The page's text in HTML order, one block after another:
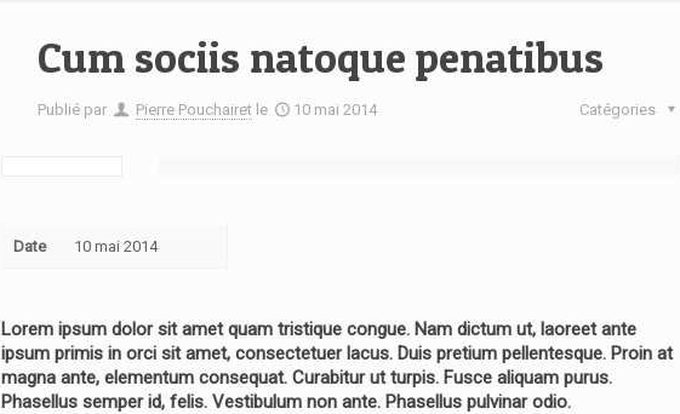
Cum sociis natoque penatibus
Publié par Pierre Pouchairet le 10 mai 2014 Catégories
Date 10 mai 2014
Lorem ipsum dolor sit amet quam tristique congue. Nam dictum ut, laoreet ante
ipsum primis in orci sit amet, consectetuer lacus. Duis pretium pellentesque. Proin at
magna ante, elementum consequat. Curabitur ut turpis. Fusce aliquam purus.
Phasellus semper id, felis. Vestibulum non ante. Phasellus pulvinar odio.